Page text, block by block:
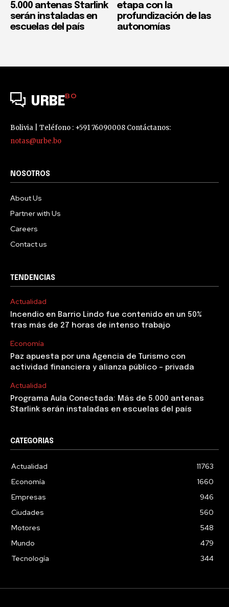
5.000 antenas Starlink
serán instaladas en
escuelas del país
etapa con la
profundización de las
autonomías
URBEBO
Bolivia | Teléfono : +591 76090008 Contáctanos:
notas@urbe.bo
NOSOTROS
About Us
Partner with Us
Careers
Contact us
TENDENCIAS
Actualidad
Incendio en Barrio Lindo fue contenido en un 50%
tras más de 27 horas de intenso trabajo
Economía
Paz apuesta por una Agencia de Turismo con
actividad financiera y alianza público – privada
Actualidad
Programa Aula Conectada: Más de 5.000 antenas
Starlink serán instaladas en escuelas del país
CATEGORIAS
Actualidad
11763
Economía
1660
Empresas
946
Ciudades
560
Motores
548
Mundo
479
Tecnología
344